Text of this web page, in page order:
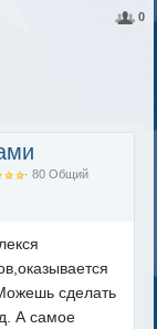
0
·80 Общий
сделать
А самое